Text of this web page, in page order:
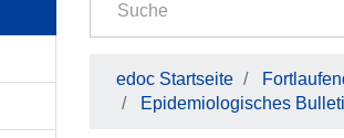
edoc Startseite
Epidemiologisches